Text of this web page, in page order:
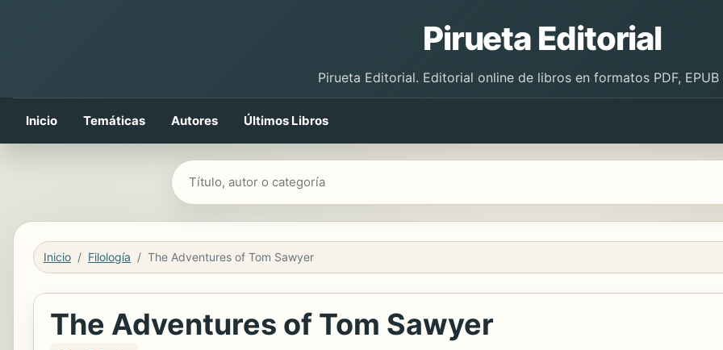
Pirueta Editorial
Pirueta Editorial. Editorial online de libros en formatos PDF, EPUB
Inicio Temáticas Autores Últimos Libros
Buscar libros
Inicio Filología The Adventures of Tom Sawyer
The Adventures of Tom Sawyer